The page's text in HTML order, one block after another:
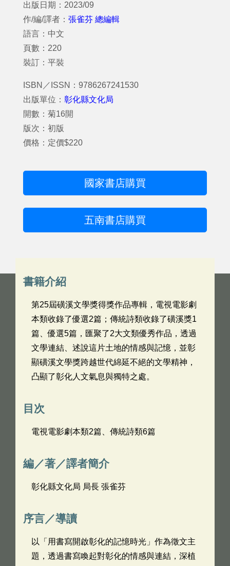
出版日期：2023/09
作/編/譯者： 張雀芬 總編輯
語言：中文
頁數：220
裝訂：平裝
ISBN／ISSN：9786267241530
出版單位： 彰化縣文化局
開數：菊16開
版次：初版
價格：定價$220
國家書店購買
五南書店購買
書籍介紹
第25屆磺溪文學獎得獎作品專輯，電視電影劇
本類收錄了優選2篇；傳統詩類收錄了磺溪獎1
篇、優選5篇，匯聚了2大文類優秀作品，透過
文學連結、述說這片土地的情感與記憶，並彰
顯磺溪文學獎跨越世代綿延不絕的文學精神，
凸顯了彰化人文氣息與獨特之處。
目次
電視電影劇本類2篇、傳統詩類6篇
編／著／譯者簡介
彰化縣文化局 局長 張雀芬
序言／導讀
以「用書寫開啟彰化的記憶時光」作為徵文主
題，透過書寫喚起對彰化的情感與連結，深植